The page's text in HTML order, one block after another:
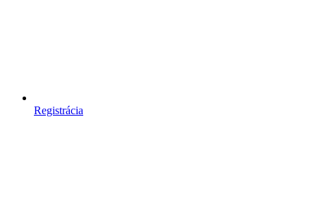
Registrácia